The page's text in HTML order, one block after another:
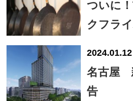
ついに
クフラ
2024.01.12
名古屋
告